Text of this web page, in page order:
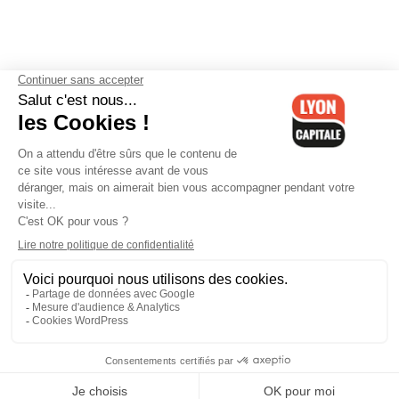
Contactez-nous-Mentions légales-CGV-Politique de
confidentialité-Gestion des cookies
Cedex 06